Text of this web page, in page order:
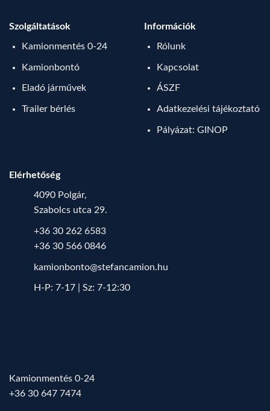
Szolgáltatások
Kamionmentés 0-24
Kamionbontó
Eladó járművek
Trailer bérlés
Információk
Rólunk
Kapcsolat
ÁSZF
Adatkezelési tájékoztató
Pályázat: GINOP
Elérhetőség
4090 Polgár,
Szabolcs utca 29.
+36 30 262 6583
+36 30 566 0846
kamionbonto@stefancamion.hu
H-P: 7-17 | Sz: 7-12:30
Kamionmentés 0-24
+36 30 647 7474